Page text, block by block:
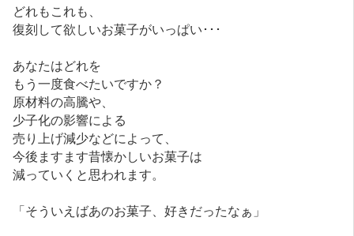
どれもこれも、
復刻して欲しいお菓子がいっぱい･･･
あなたはどれを
もう一度食べたいですか？
原材料の高騰や、
少子化の影響による
売り上げ減少などによって、
今後ますます昔懐かしいお菓子は
減っていくと思われます。
「そういえばあのお菓子、好きだったなぁ」